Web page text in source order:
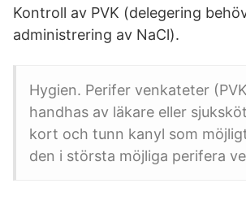
Kontroll av PVK (delegering
administrering av NaCl).
Hygien. Perifer venkateter
handhas av läkare eller
kort och tunn kanyl som
den i största möjliga perifera